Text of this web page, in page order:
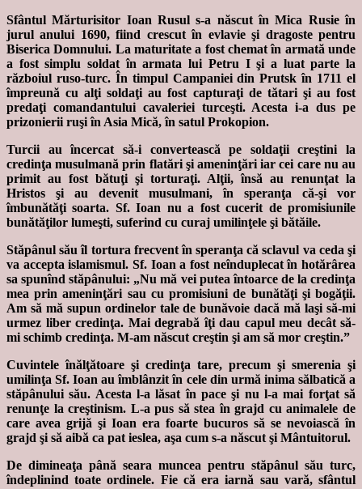
Sfântul Mărturisitor Ioan Rusul s-a născut în Mica Rusie în
jurul anului 1690, fiind crescut în evlavie şi dragoste pentru
Biserica Domnului. La maturitate a fost chemat în armată unde
a fost simplu soldat în armata lui Petru I şi a luat parte la
războiul ruso-turc. În timpul Campaniei din Prutsk în 1711 el
împreună cu alţi soldaţi au fost capturaţi de tătari şi au fost
predaţi comandantului cavaleriei turceşti. Acesta i-a dus pe
prizonierii ruşi în Asia Mică, în satul Prokopion.
Turcii au încercat să-i convertească pe soldaţii creştini la
credinţa musulmană prin flatări şi ameninţări iar cei care nu au
primit au fost bătuţi şi torturaţi. Alţii, însă au renunţat la
Hristos şi au devenit musulmani, în speranţa că-şi vor
îmbunătăţi soarta. Sf. Ioan nu a fost cucerit de promisiunile
bunătăţilor lumeşti, suferind cu curaj umilinţele şi bătăile.
Stăpânul său îl tortura frecvent în speranţa că sclavul va ceda şi
va accepta islamismul. Sf. Ioan a fost neînduplecat în hotărârea
sa spunînd stăpânului: „Nu mă vei putea întoarce de la credinţa
mea prin ameninţări sau cu promisiuni de bunătăţi şi bogăţii.
Am să mă supun ordinelor tale de bunăvoie dacă mă laşi să-mi
urmez liber credinţa. Mai degrabă îţi dau capul meu decât să-
mi schimb credinţa. M-am născut creştin şi am să mor creştin.”
Cuvintele înălţătoare şi credinţa tare, precum şi smerenia şi
umilinţa Sf. Ioan au îmblânzit în cele din urmă inima sălbatică a
stăpânului său. Acesta l-a lăsat în pace şi nu l-a mai forţat să
renunţe la creştinism. L-a pus să stea în grajd cu animalele de
care avea grijă şi Ioan era foarte bucuros să se nevoiască în
grajd şi să aibă ca pat ieslea, aşa cum s-a născut şi Mântuitorul.
De dimineaţa până seara muncea pentru stăpânul său turc,
îndeplinind toate ordinele. Fie că era iarnă sau vară, sfântul